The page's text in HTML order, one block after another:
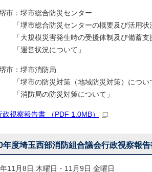
市：堺市総合防災センター
総合防災センターの概要及び活用状況
模災害発生時の受援体制及び備蓄支援
状況について」
市：堺市消防局
の防災対策（地域防災対策）につい
局の防災対策について」
政視察報告書 （PDF 1.0MB）
年度埼玉西部消防組合議会行政視察報告
11月8日 木曜日・11月9日 金曜日